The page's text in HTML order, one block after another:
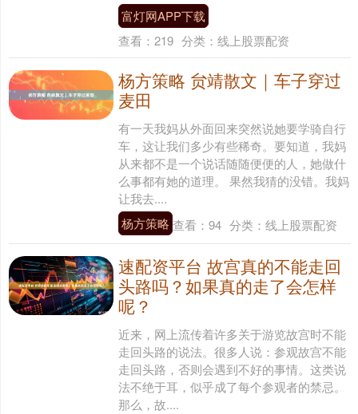
富灯网APP下载
查看： 219 分类： 线上股票配资
杨方策略 贠靖散文｜车子穿过
麦田
有一天我妈从外面回来突然说她要学骑自行
车，这让我们多少有些稀奇。要知道，我妈
从来都不是一个说话随随便便的人，她做什
么事都有她的道理。 果然我猜的没错。我妈
让我去....
杨方策略 查看： 94 分类： 线上股票配资
速配资平台 故宫真的不能走回
头路吗？如果真的走了会怎样
呢？
近来，网上流传着许多关于游览故宫时不能
走回头路的说法。很多人说：参观故宫不能
走回头路，否则会遇到不好的事情。这类说
法不绝于耳，似乎成了每个参观者的禁忌。
那么，故....